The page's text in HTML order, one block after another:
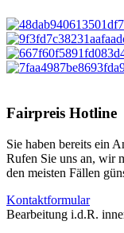
Fairpreis Hotline
Sie haben bereits ein
Rufen Sie uns an, wir
den meisten Fällen
Kontaktformular
Bearbeitung i.d.R.